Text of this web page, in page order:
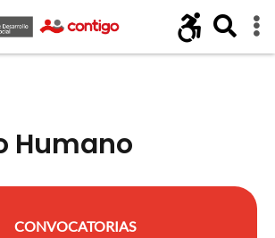
Humano
CONVOCATORIAS